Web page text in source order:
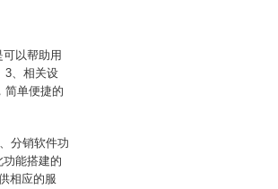
以帮助用
3、相关设
简单便捷的
分销软件功
能搭建的
相应的服